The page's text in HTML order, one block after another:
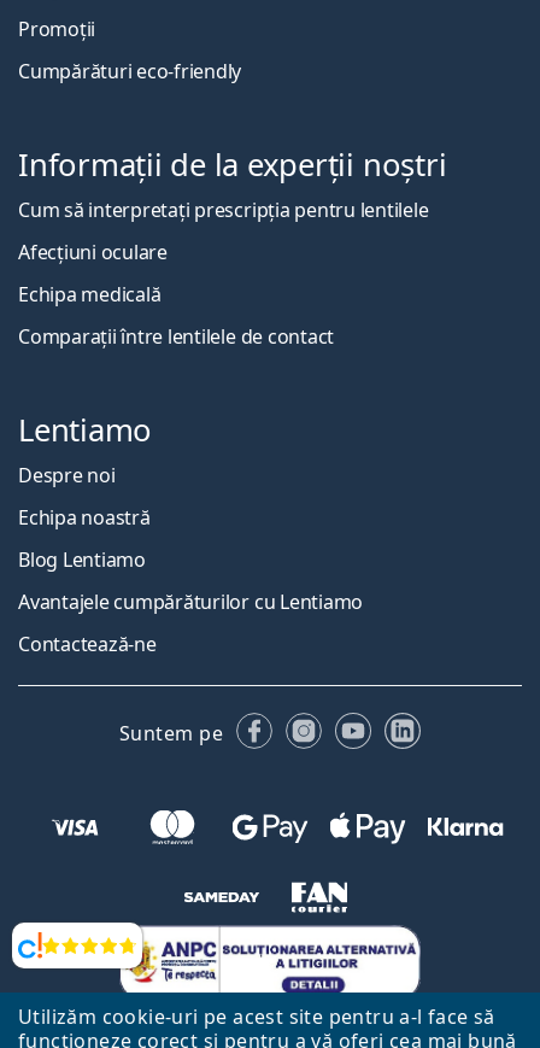
Utilizăm cookie-uri pe acest site pentru a-l face să
funcționeze corect și pentru a vă oferi cea mai bună
Opinii
Promoții
Cumpărături eco-friendly
Informații de la experții noștri
Cum să interpretați prescripția pentru lentilele
Afecțiuni oculare
Echipa medicală
Comparații între lentilele de contact
Lentiamo
Despre noi
Echipa noastră
Blog Lentiamo
Avantajele cumpărăturilor cu Lentiamo
Contactează-ne
Suntem pe FacebookInstagram
YouTubeLinkedIn